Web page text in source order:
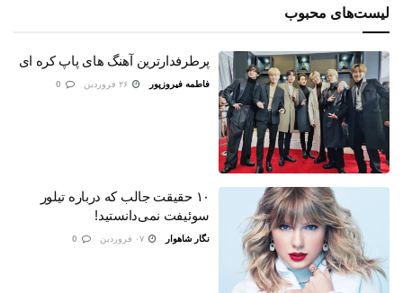
لیست‌های محبوب
پرطرفدارترین آهنگ های پاپ کره ای
فاطمه فیروزپور
۱۰ حقیقت جالب که درباره تیلور
سوئیفت نمی‌دانستید!
نگار شاهوار